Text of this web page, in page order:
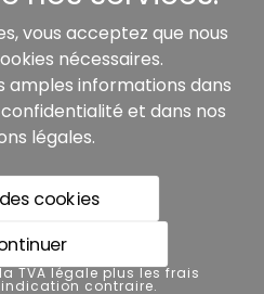
légale plus les frais de
vous acceptez que nous
nécessaires.
amples informations dans
et dans nos
légales.
cookies
TVA légale plus les frais
contraire.